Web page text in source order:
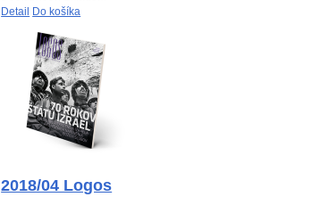
Detail Do košíka
2018/04 Logos